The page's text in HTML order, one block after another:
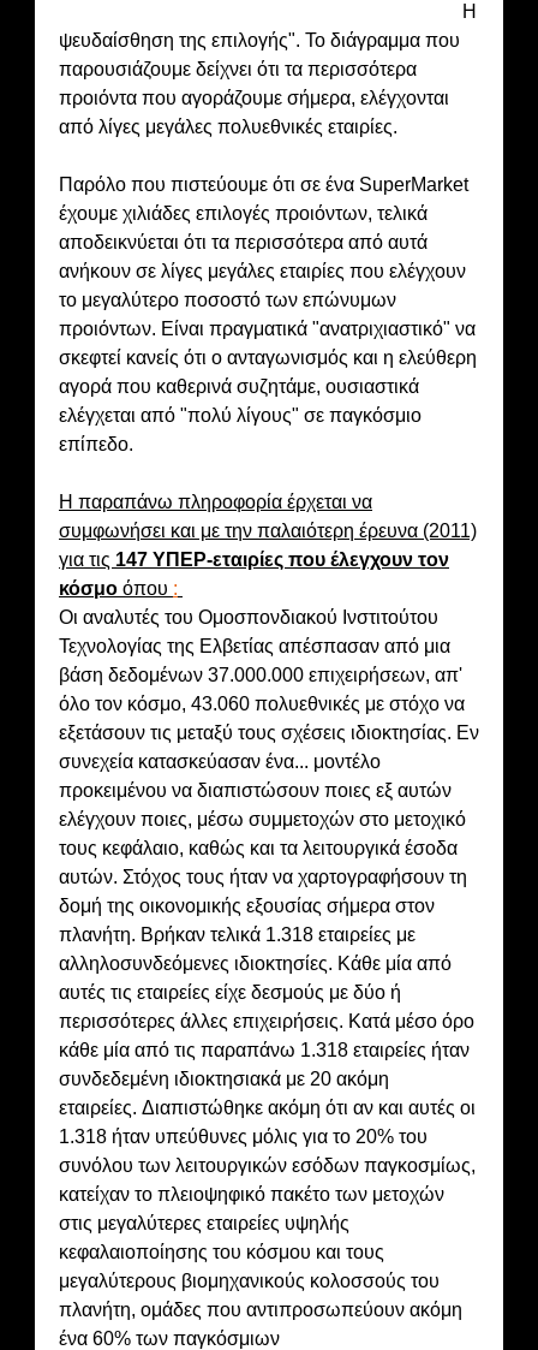
Η
ψευδαίσθηση της επιλογής". Το διάγραμμα που
παρουσιάζουμε δείχνει ότι τα περισσότερα
προιόντα που αγοράζουμε σήμερα, ελέγχονται
από λίγες μεγάλες πολυεθνικές εταιρίες.
Παρόλο που πιστεύουμε ότι σε ένα SuperMarket
έχουμε χιλιάδες επιλογές προιόντων, τελικά
αποδεικνύεται ότι τα περισσότερα από αυτά
ανήκουν σε λίγες μεγάλες εταιρίες που ελέγχουν
το μεγαλύτερο ποσοστό των επώνυμων
προιόντων. Είναι πραγματικά "ανατριχιαστικό" να
σκεφτεί κανείς ότι ο ανταγωνισμός και η ελεύθερη
αγορά που καθερινά συζητάμε, ουσιαστικά
ελέγχεται από "πολύ λίγους" σε παγκόσμιο
επίπεδο.
Η παραπάνω πληροφορία έρχεται να
συμφωνήσει και με την παλαιότερη έρευνα (2011)
για τις 147 ΥΠΕΡ-εταιρίες που έλεγχουν τον
κόσμο όπου :
Οι αναλυτές του Ομοσπονδιακού Ινστιτούτου
Τεχνολογίας της Ελβετίας απέσπασαν από μια
βάση δεδομένων 37.000.000 επιχειρήσεων, απ'
όλο τον κόσμο, 43.060 πολυεθνικές με στόχο να
εξετάσουν τις μεταξύ τους σχέσεις ιδιοκτησίας. Εν
συνεχεία κατασκεύασαν ένα... μοντέλο
προκειμένου να διαπιστώσουν ποιες εξ αυτών
ελέγχουν ποιες, μέσω συμμετοχών στο μετοχικό
τους κεφάλαιο, καθώς και τα λειτουργικά έσοδα
αυτών. Στόχος τους ήταν να χαρτογραφήσουν τη
δομή της οικονομικής εξουσίας σήμερα στον
πλανήτη. Βρήκαν τελικά 1.318 εταιρείες με
αλληλοσυνδεόμενες ιδιοκτησίες. Κάθε μία από
αυτές τις εταιρείες είχε δεσμούς με δύο ή
περισσότερες άλλες επιχειρήσεις. Κατά μέσο όρο
κάθε μία από τις παραπάνω 1.318 εταιρείες ήταν
συνδεδεμένη ιδιοκτησιακά με 20 ακόμη
εταιρείες. Διαπιστώθηκε ακόμη ότι αν και αυτές οι
1.318 ήταν υπεύθυνες μόλις για το 20% του
συνόλου των λειτουργικών εσόδων παγκοσμίως,
κατείχαν το πλειοψηφικό πακέτο των μετοχών
στις μεγαλύτερες εταιρείες υψηλής
κεφαλαιοποίησης του κόσμου και τους
μεγαλύτερους βιομηχανικούς κολοσσούς του
πλανήτη, ομάδες που αντιπροσωπεύουν ακόμη
ένα 60% των παγκόσμιων